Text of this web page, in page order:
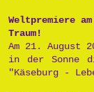
Weltpremiere
Traum!
Am 21. August
in der Sonne
"Käseburg -